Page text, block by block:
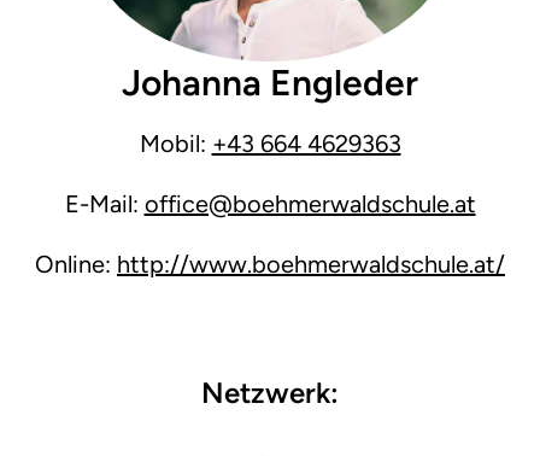
Johanna Engleder
Mobil: +43 664 4629363
E-Mail: office@boehmerwaldschule.at
Online: http://www.boehmerwaldschule.at/
Netzwerk: